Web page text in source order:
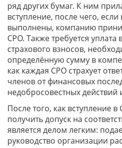
ряд других бумаг. К ним
вступление, после чего,
выполнены, компанию
СРО. Также требуется уплата
страхового взносов,
определённую сумму в
как каждая СРО страхует
членов от финансовых
недобросовестных действий
После того, как вступление
получить допуск на
является делом легким:
руководство организации